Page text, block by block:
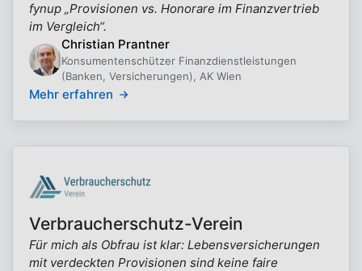
fynup „Provisionen vs. Honorare im Finanzvertrieb
im Vergleich“.
Christian Prantner
Konsumentenschützer Finanzdienstleistungen
(Banken, Versicherungen), AK Wien
Mehr erfahren
Verbraucherschutz-Verein
Für mich als Obfrau ist klar: Lebensversicherungen
mit verdeckten Provisionen sind keine faire